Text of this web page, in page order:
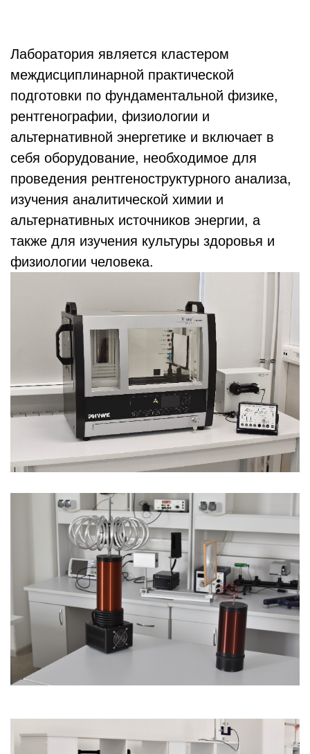
Лаборатория является кластером
междисциплинарной практической
подготовки по фундаментальной физике,
рентгенографии, физиологии и
альтернативной энергетике и включает в
себя оборудование, необходимое для
проведения рентгеноструктурного анализа,
изучения аналитической химии и
альтернативных источников энергии, а
также для изучения культуры здоровья и
физиологии человека.